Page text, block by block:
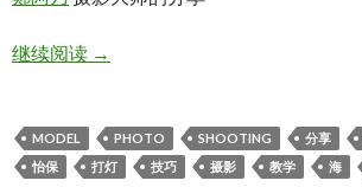
继续阅读海边摄影技巧分享！收集中。。。
→
MODEL PHOTO SHOOTING 分享
怡保
打灯 技巧 摄影 教学 海